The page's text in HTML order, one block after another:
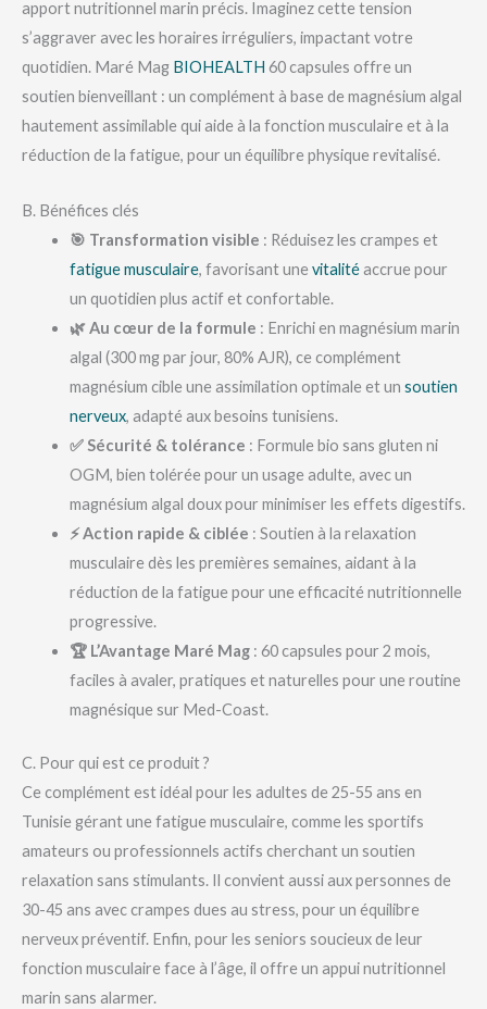
apport nutritionnel marin précis. Imaginez cette tension
s’aggraver avec les horaires irréguliers, impactant votre
quotidien. Maré Mag BIOHEALTH 60 capsules offre un
soutien bienveillant : un complément à base de magnésium algal
hautement assimilable qui aide à la fonction musculaire et à la
réduction de la fatigue, pour un équilibre physique revitalisé.
B. Bénéfices clés
🎯 Transformation visible : Réduisez les crampes et
fatigue musculaire, favorisant une vitalitéaccrue pour
un quotidien plus actif et confortable.
🌿 Au cœur de la formule : Enrichi en magnésium marin
algal (300 mg par jour, 80% AJR), ce complément
magnésium cible une assimilation optimale et un soutien
nerveux, adapté aux besoins tunisiens.
✅ Sécurité & tolérance : Formule bio sans gluten ni
OGM, bien tolérée pour un usage adulte, avec un
magnésium algal doux pour minimiser les effets digestifs.
⚡ Action rapide & ciblée : Soutien à la relaxation
musculaire dès les premières semaines, aidant à la
réduction de la fatigue pour une efficacité nutritionnelle
progressive.
🏆 L’Avantage Maré Mag: 60 capsules pour 2 mois,
faciles à avaler, pratiques et naturelles pour une routine
magnésique sur Med-Coast.
C. Pour qui est ce produit ?
Ce complément est idéal pour les adultes de 25-55 ans en
Tunisie gérant une fatigue musculaire, comme les sportifs
amateurs ou professionnels actifs cherchant un soutien
relaxation sans stimulants. Il convient aussi aux personnes de
30-45 ans avec crampes dues au stress, pour un équilibre
nerveux préventif. Enfin, pour les seniors soucieux de leur
fonction musculaire face à l’âge, il offre un appui nutritionnel
marin sans alarmer.